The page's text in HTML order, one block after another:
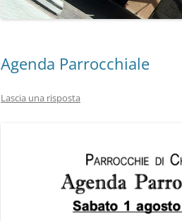
Agenda Parrocchiale
Lascia una risposta